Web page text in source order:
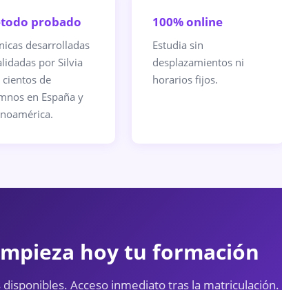
probado
desarrolladas
por Silvia
cientos de
en España y
100% online
Estudia sin
desplazamientos ni
horarios fijos.
hoy tu formación
disponibles. Acceso inmediato tras la matriculación.